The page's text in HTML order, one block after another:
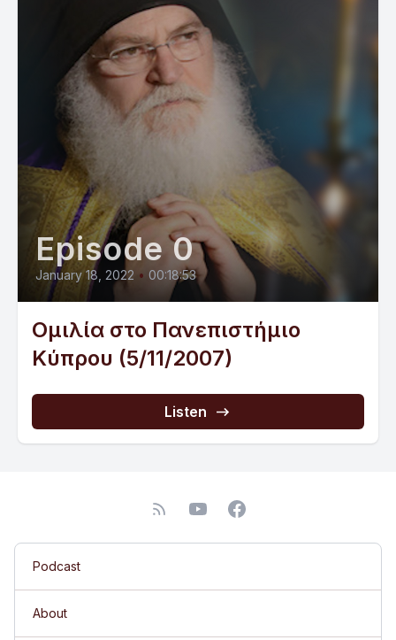
Episode 0
January 18, 2022 • 00:18:53
Ομιλία στο Πανεπιστήμιο
Κύπρου (5/11/2007)
Listen
Podcast
About